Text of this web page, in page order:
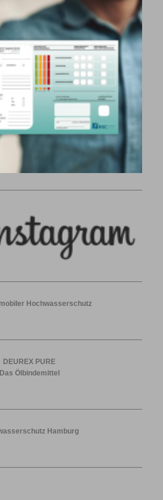
Hochwasserschutz
DEUREX PURE
Das Ölbindemittel
Hamburg